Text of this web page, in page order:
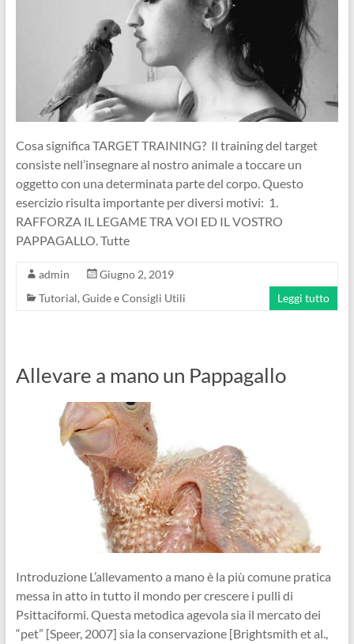
Cosa significa TARGET TRAINING? Il training del target
consiste nell’insegnare al nostro animale a toccare un
oggetto con una determinata parte del corpo. Questo
esercizio risulta importante per diversi motivi: 1.
RAFFORZA IL LEGAME TRA VOI ED IL VOSTRO
PAPPAGALLO. Tutte
admin
Giugno 2, 2019
Tutorial, Guide e Consigli Utili
Leggi tutto
Allevare a mano un Pappagallo
Introduzione L’allevamento a mano è la più comune pratica
messa in atto in tutto il mondo per crescere i pulli di
Psittaciformi. Questa metodica agevola sia il mercato dei
“pet” [Speer, 2007] sia la conservazione [Brightsmith et al.,